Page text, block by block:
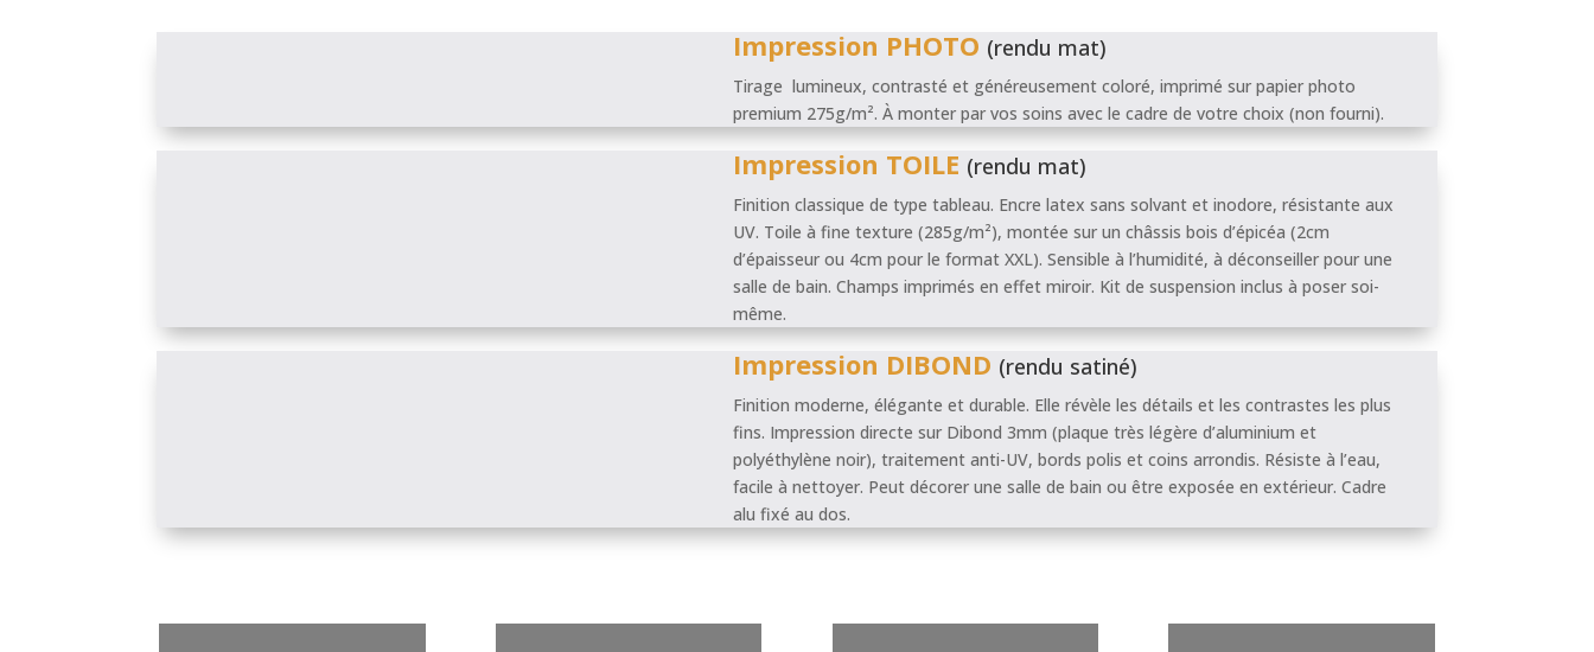
Impression PHOTO (rendu mat)
Tirage lumineux, contrasté et généreusement coloré, imprimé sur papier photo
premium 275g/m². À monter par vos soins avec le cadre de votre choix (non fourni).
Impression TOILE (rendu mat)
Finition classique de type tableau. Encre latex sans solvant et inodore, résistante aux
UV. Toile à fine texture (285g/m²), montée sur un châssis bois d’épicéa (2cm
d’épaisseur ou 4cm pour le format XXL). Sensible à l’humidité, à déconseiller pour une
salle de bain. Champs imprimés en effet miroir. Kit de suspension inclus à poser soi-
même.
Impression DIBOND (rendu satiné)
Finition moderne, élégante et durable. Elle révèle les détails et les contrastes les plus
fins. Impression directe sur Dibond 3mm (plaque très légère d’aluminium et
polyéthylène noir), traitement anti-UV, bords polis et coins arrondis. Résiste à l’eau,
facile à nettoyer. Peut décorer une salle de bain ou être exposée en extérieur. Cadre
alu fixé au dos.